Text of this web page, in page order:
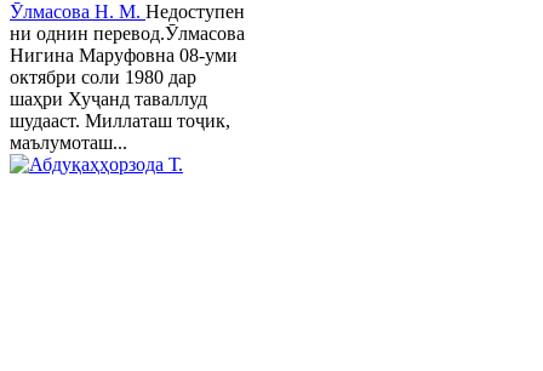
Ӯлмасова Н. М. Недоступен
ни однин перевод.Ӯлмасова
Нигина Маруфовна 08-уми
октябри соли 1980 дар
шаҳри Хуҷанд таваллуд
шудааст. Миллаташ тоҷик,
маълумоташ...